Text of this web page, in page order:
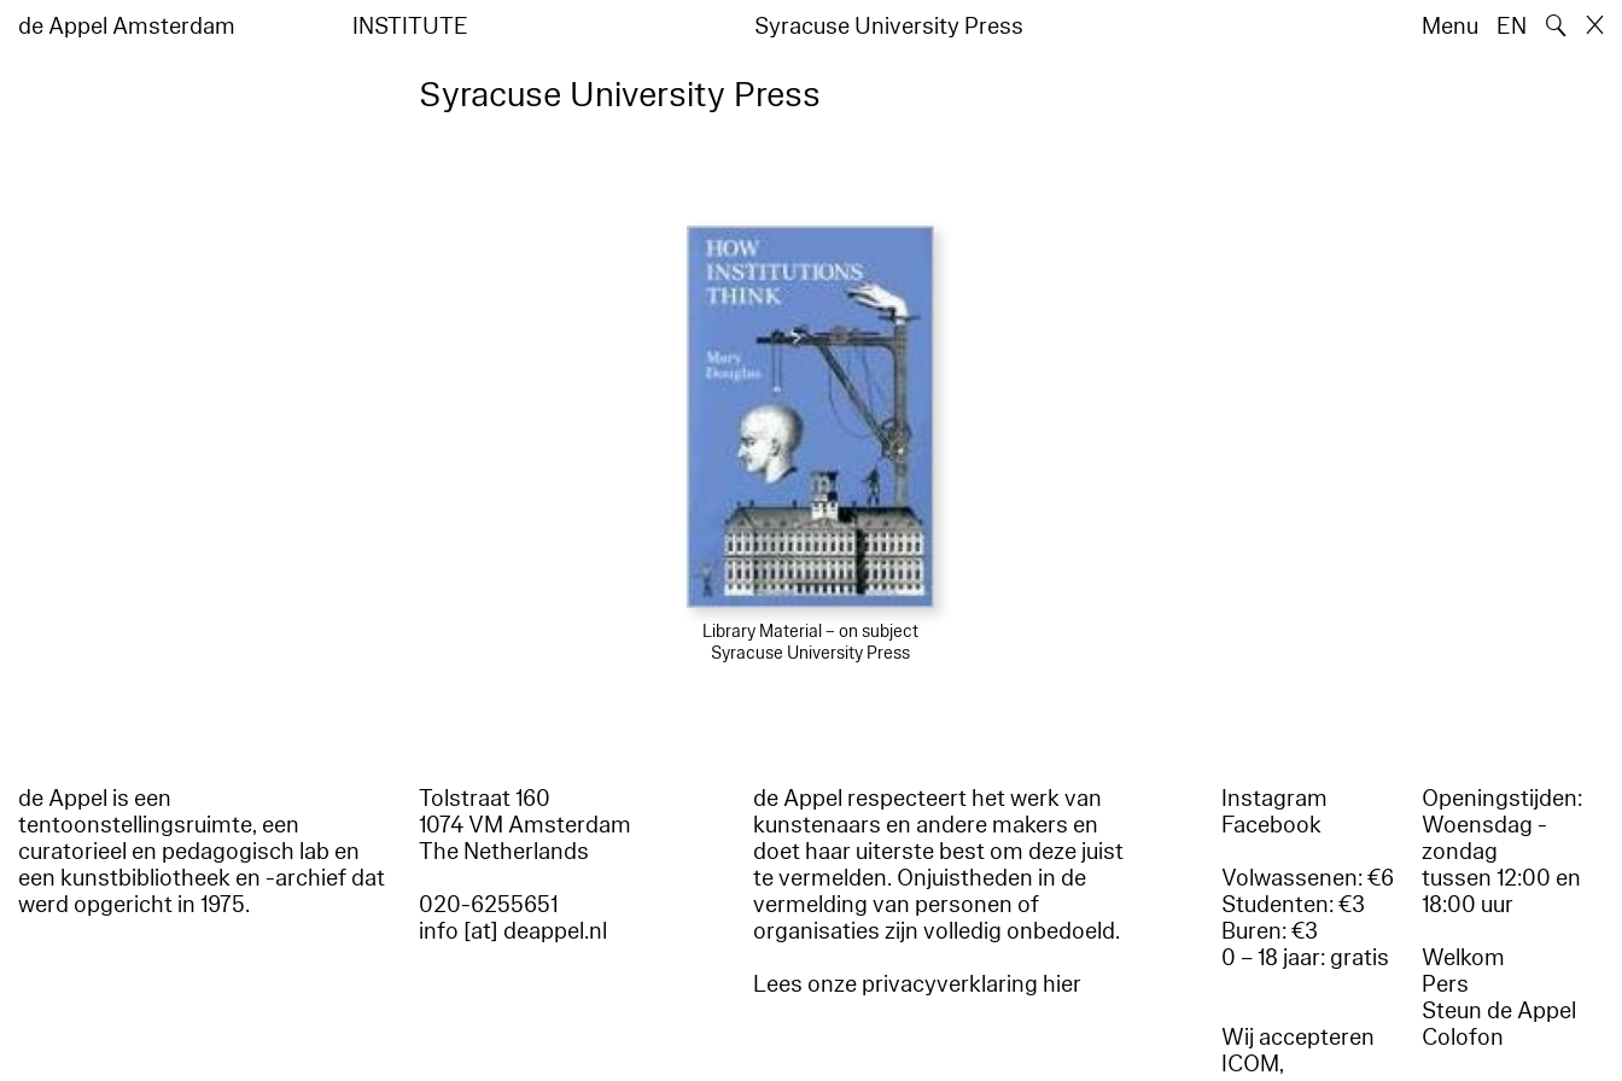
de Appel Amsterdam INSTITUTE Syracuse University Press Menu EN 🔍
Syracuse University Press
Library Material – on subject
Syracuse University Press
de Appel is een
tentoonstellingsruimte, een
curatorieel en pedagogisch lab en
een kunstbibliotheek en -archief dat
werd opgericht in 1975.
Tolstraat 160
1074 VM Amsterdam
The Netherlands
020-6255651
info [at] deappel.nl
de Appel respecteert het werk van
kunstenaars en andere makers en
doet haar uiterste best om deze juist
te vermelden. Onjuistheden in de
vermelding van personen of
organisaties zijn volledig onbedoeld.
Lees onze privacyverklaring hier
Instagram
Facebook
Volwassenen: €6
Studenten: €3
Buren: €3
0 – 18 jaar: gratis
Wij accepteren
ICOM,
Openingstijden:
Woensdag -
zondag
tussen 12:00 en
18:00 uur
Welkom
Pers
Steun de Appel
Colofon